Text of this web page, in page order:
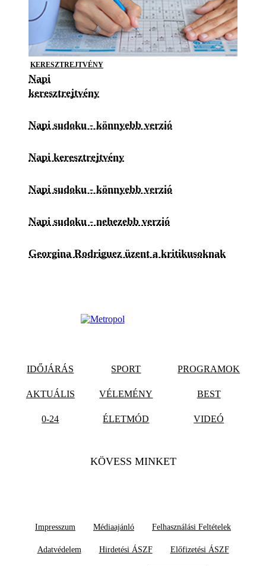
KERESZTREJTVÉNY
Napi
keresztrejtvény
Napi sudoku - könnyebb verzió
Napi keresztrejtvény
Napi sudoku - könnyebb verzió
Napi sudoku - nehezebb verzió
Georgina Rodriguez üzent a kritikusoknak
IDŐJÁRÁS SPORT PROGRAMOK
AKTUÁLIS VÉLEMÉNY BEST
0-24 ÉLETMÓD VIDEÓ
KÖVESS MINKET
Impresszum Médiaajánló Felhasználási Feltételek
Adatvédelem Hirdetési ÁSZF Előfizetési ÁSZF